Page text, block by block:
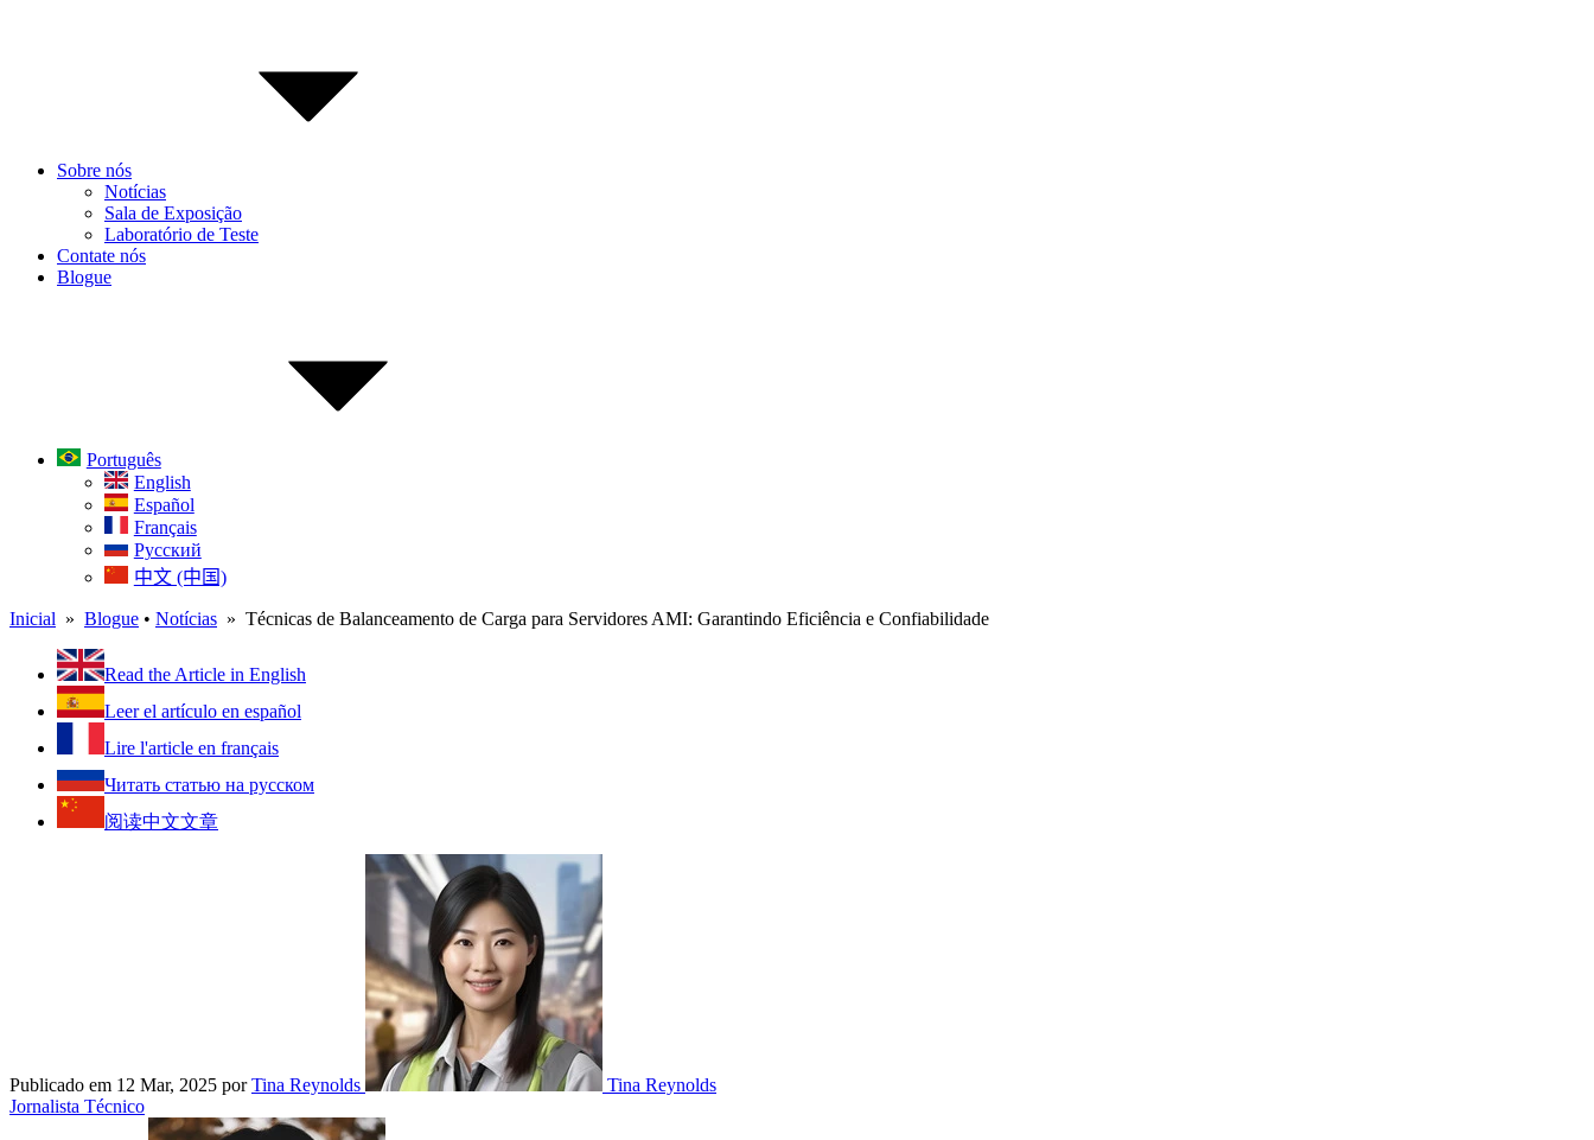
Sobre nós
Notícias
Sala de Exposição
Laboratório de Teste
Contate nós
Blogue
Português
English
Español
Français
Русский
中文 (中国)
Inicial » Blogue • Notícias » Técnicas de Balanceamento de Carga para Servidores AMI: Garantindo Eficiência e Confiabilidade
Read the Article in English
Leer el artículo en español
Lire l'article en français
Читать статью на русском
阅读中文文章
Publicado em 12 Mar, 2025 porTina Reynolds
Tina Reynolds
Jornalista Técnico